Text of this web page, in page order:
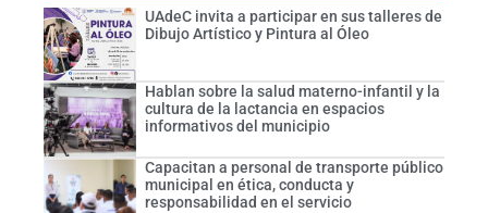
UAdeC invita a participar en sus talleres de
Dibujo Artístico y Pintura al Óleo
Hablan sobre la salud materno-infantil y la
cultura de la lactancia en espacios
informativos del municipio
Capacitan a personal de transporte público
municipal en ética, conducta y
responsabilidad en el servicio